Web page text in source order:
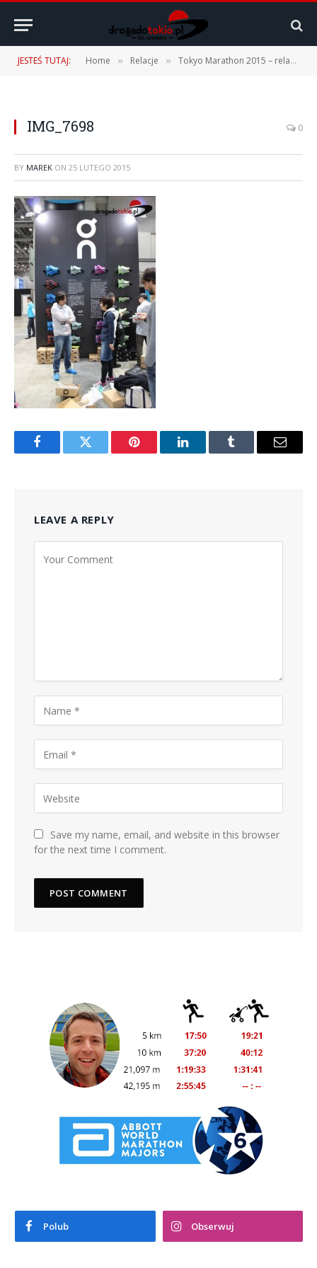
JESTEŚ TUTAJ: Home » Relacje » Tokyo Marathon 2015 – relacja
IMG_7698 0
BY MAREK ON 25 LUTEGO 2015
FacebookTwitter Pinterest LinkedInTumblr Email
LEAVE A REPLY
Save my name, email, and website in this browser
for the next time I comment.
Polub Obserwuj